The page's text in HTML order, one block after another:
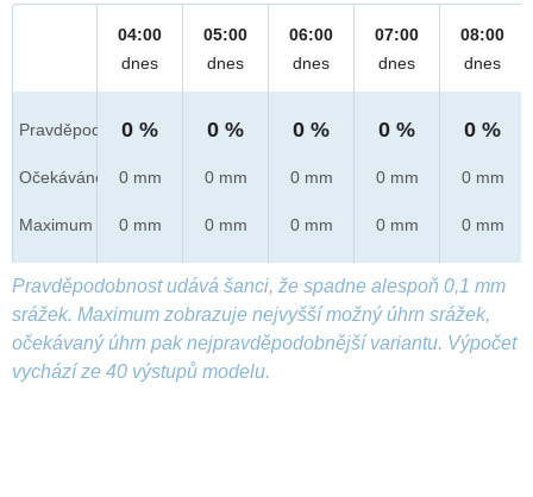
Pravděpod.
Očekáváno
Maximum
04:00
dnes
0 %
0 mm
0 mm
05:00
dnes
0 %
0 mm
0 mm
06:00
dnes
0 %
0 mm
0 mm
07:00
dnes
0 %
0 mm
0 mm
08:00
dnes
0 %
0 mm
0 mm
Pravděpodobnost udává šanci, že spadne alespoň 0,1 mm
srážek. Maximum zobrazuje nejvyšší možný úhrn srážek,
očekávaný úhrn pak nejpravděpodobnější variantu. Výpočet
vychází ze 40 výstupů modelu.